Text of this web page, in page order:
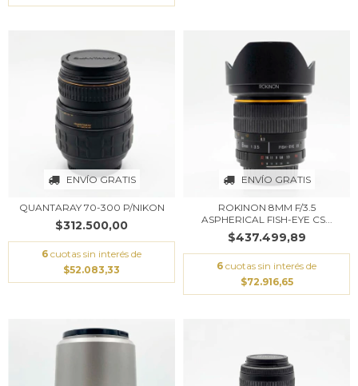
ENVÍO GRATIS
QUANTARAY 70-300 P/NIKON
$312.500,00
6 cuotas sin interés de
$52.083,33
ENVÍO GRATIS
ROKINON 8MM F/3.5
ASPHERICAL FISH-EYE CS...
$437.499,89
6 cuotas sin interés de
$72.916,65